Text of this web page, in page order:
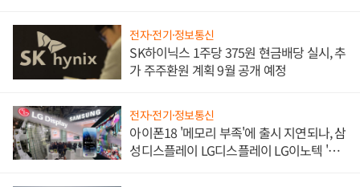
전자·전기·정보통신
SK하이닉스 1주당 375원 현금배당 실시, 추
가 주주환원 계획 9월 공개 예정
전자·전기·정보통신
아이폰18 '메모리 부족'에 출시 지연되나, 삼
성디스플레이 LG디스플레이 LG이노텍 '탈